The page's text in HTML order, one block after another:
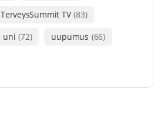
TerveysSummit TV (83)
uni (72) uupumus (66)